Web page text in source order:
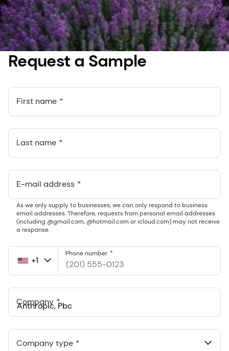
Request a Sample
First name
Last name
E-mail address
As we only supply to businesses, we can only respond to business
email addresses. Therefore, requests from personal email addresses
(including @gmail.com, @hotmail.com or icloud.com) may not receive
a response.
United
+1
Phone number
Company
548 Market St Pmb 90375, San Francisco, California, US
Company type